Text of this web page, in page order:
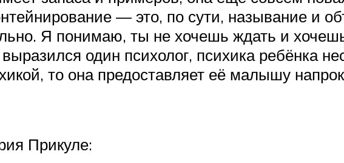
— это, по сути, называние и
Я понимаю, ты не хочешь ждать и
один психолог, психика ребёнка
то она предоставляет её малышу
Прикуле: